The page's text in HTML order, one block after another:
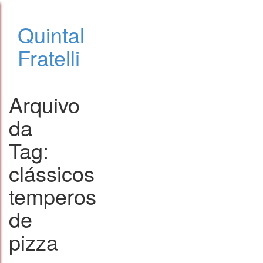
Quintal
Fratelli
Arquivo
da
Tag:
clássicos
temperos
de
pizza